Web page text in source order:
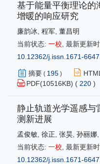
基于能量平衡理论的
增暖的响应研究
廉韵冰 程军 董昌明
当前状态: 一校 最新更新
10.12362/j.issn.1671-
摘要 ( 195 ) HTML
PDF(10516KB) ( 220 )
静止轨道光学遥感与
测新进展
孟俊敏 徐正 张昊 孙丽娜
当前状态: 一校 最新更新
10.12362/j.issn.1671-